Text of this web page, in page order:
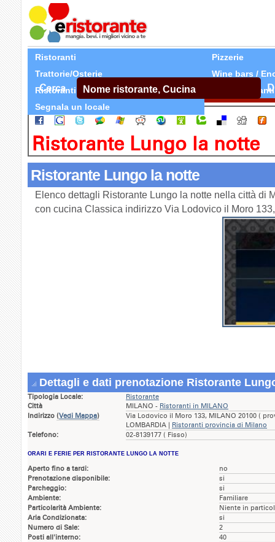
Ristoranti
Pizzerie
Trattorie/Osterie
Wine bars /
Ristoranti Etnici
Tutti Ristoranti
Segnala un locale
Cerca
Ristorante Lungo la notte
Ristorante Lungo la notte
Elenco dettagli Ristorante Lungo la notte nella città di
con cucina Classica indirizzo Via Lodovico il Moro
Dettagli e dati prenotazione Ristorante
Tipologia Locale:
Ristorante
Città
MILANO - Ristoranti in MILANO
Indirizzo (Vedi Mappa)
Via Lodovico il Moro 133, MILANO 20100 (
LOMBARDIA | Ristoranti provincia di Milano
Telefono:
02-8139177 ( Fisso)
ORARI E FERIE PER RISTORANTE LUNGO LA NOTTE
Aperto fino a tardi:
no
Prenotazione disponibile:
si
Parcheggio:
si
Ambiente:
Familiare
Particolarità Ambiente:
Niente in
Aria Condizionata:
si
Numero di Sale:
2
Posti all'interno:
40